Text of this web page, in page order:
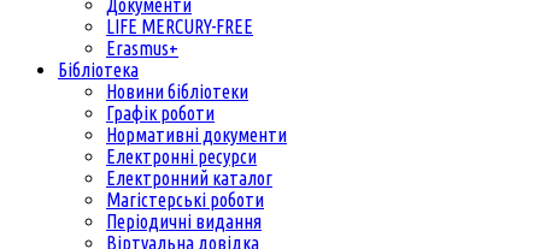
Документи
LIFE MERCURY-FREE
Erasmus+
Бібліотека
Новини бібліотеки
Графік роботи
Нормативні документи
Електронні ресурси
Електронний каталог
Магістерські роботи
Періодичні видання
Віртуальна довідка